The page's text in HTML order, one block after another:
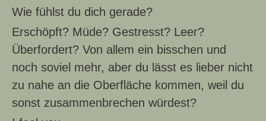
Wie fühlst du dich gerade?
Erschöpft? Müde? Gestresst? Leer?
Überfordert? Von allem ein bisschen und
noch soviel mehr, aber du lässt es lieber nicht
zu nahe an die Oberfläche kommen, weil du
sonst zusammenbrechen würdest?